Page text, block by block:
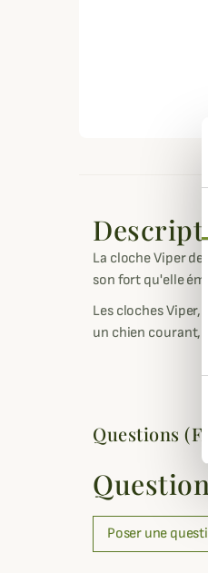
La cloche Viper de
son fort qu'elle
Les cloches
un chien courant,
Questions
Poser une